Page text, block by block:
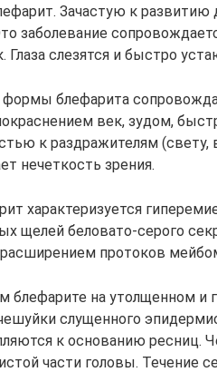
Зачастую к развитию
заболевание
Глаза слезятся и быстро
блефарита
век, зудом,
к раздражителям
нечеткость зрения.
характеризуется
щелей беловато-серого
протоков
блефарите на утолщенном и
слущенного
к основанию ресниц.
части головы. Течение